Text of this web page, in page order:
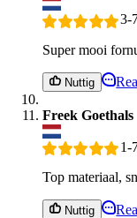
3-
Super mooi
Nuttig
Freek Goethals
1-
Top materiaal,
Nuttig